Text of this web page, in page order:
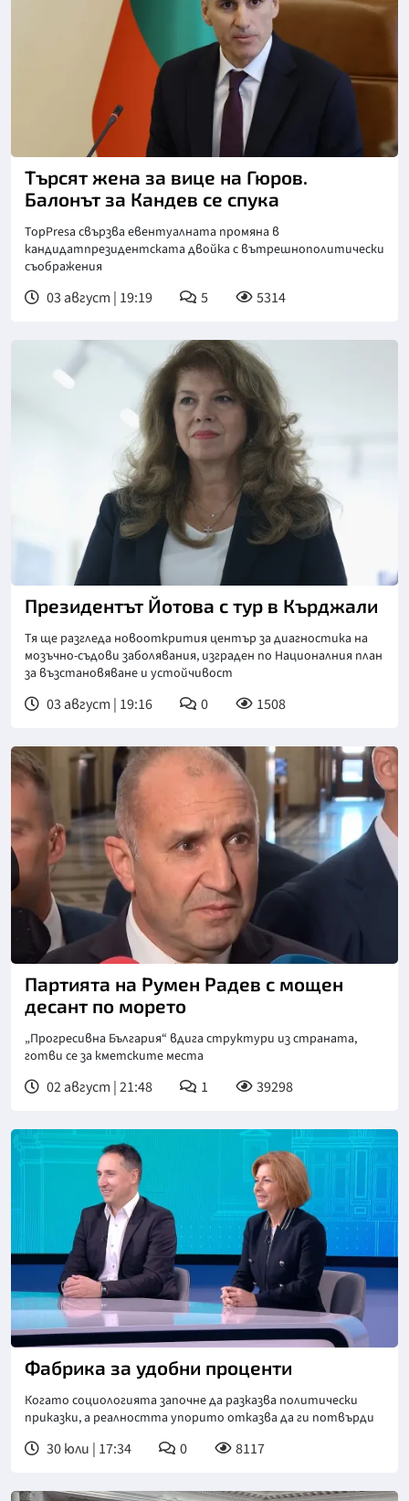
Търсят жена за вице на Гюров.
Балонът за Кандев се спука
TopPresa свързва евентуалната промяна в
кандидатпрезидентската двойка с вътрешнополитически
съображения
03 август | 19:19 5 5314
Снимка: БТА
Президентът Йотова с тур в Кърджали
Тя ще разгледа новооткрития център за диагностика на
мозъчно-съдови заболявания, изграден по Националния план
за възстановяване и устойчивост
03 август | 19:16 0 1508
Партията на Румен Радев с мощен
десант по морето
„Прогресивна България“ вдига структури из страната,
готви се за кметските места
02 август | 21:48 1 39298
Фабрика за удобни проценти
Когато социологията започне да разказва политически
приказки, а реалността упорито отказва да ги потвърди
30 юли | 17:34 0 8117